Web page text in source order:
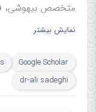
متخصص بیهوشی،
نمایش بیشتر
Google Scholar
dr-ali sadeghi